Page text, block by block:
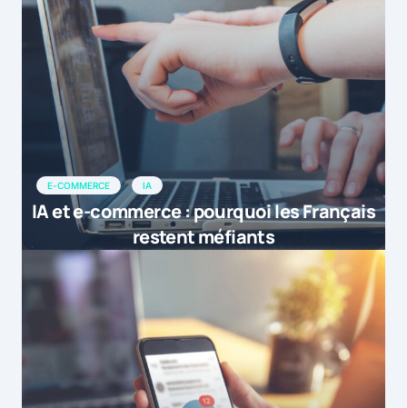
E-COMMERCE IA
IA et e-commerce : pourquoi les Français
restent méfiants